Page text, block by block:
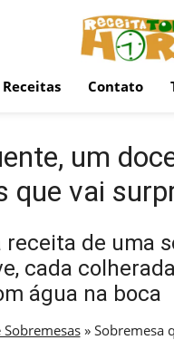
Receitas Contato
um
que vai
receita de uma
cada
água na boca
Sobremesas» Sobremesa